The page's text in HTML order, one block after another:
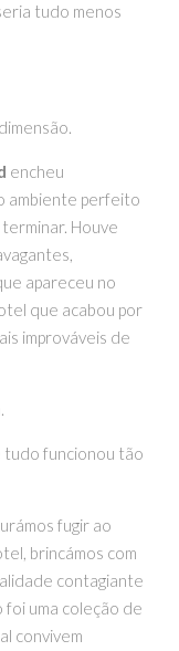
tudo menos
encheu
ambiente perfeito
Houve
apareceu no
que acabou por
improváveis de
tudo funcionou tão
fugir ao
brincámos com
contagiante
uma coleção de
convivem